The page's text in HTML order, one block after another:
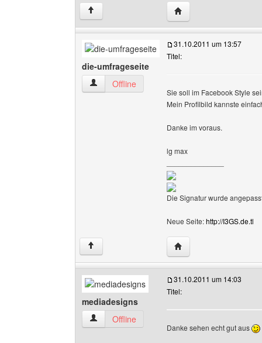
↑ Website dieses
die-umfrageseite
die-umfrageseite Benutzer-Profile anzeigen
Offline
31.10.2011 um 13:57
Titel:
Sie soll im Facebook Style
Mein Profilbild kannste
Danke im voraus.
lg max
Die Signatur wurde
Neue Seite:http://I3GS.de.tl
↑ Website dieses
mediadesigns
mediadesigns Benutzer-Profile anzeigen
Offline
31.10.2011 um 14:03
Titel:
Danke sehen echt gut aus